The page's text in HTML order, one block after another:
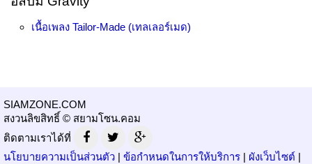
เนื้อเพลง Tailor-Made (เทลเลอร์เมด)
SIAMZONE.COM
สงวนลิขสิทธิ์ © สยามโซน.คอม
ติดตามเราได้ที่
นโยบายความเป็นส่วนตัว | ข้อกำหนดในการให้บริการ | ผังเว็บไซต์ |